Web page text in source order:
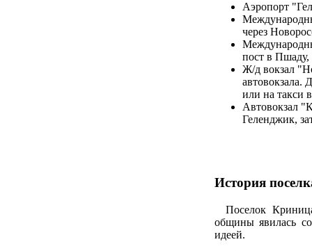
Аэропорт
через
пост в Пшаду,
Ж/д вокзал
автовокзала.
или на такси
Автовокзал
Геленджик,
История
Поселок
общины явилась
идеей.